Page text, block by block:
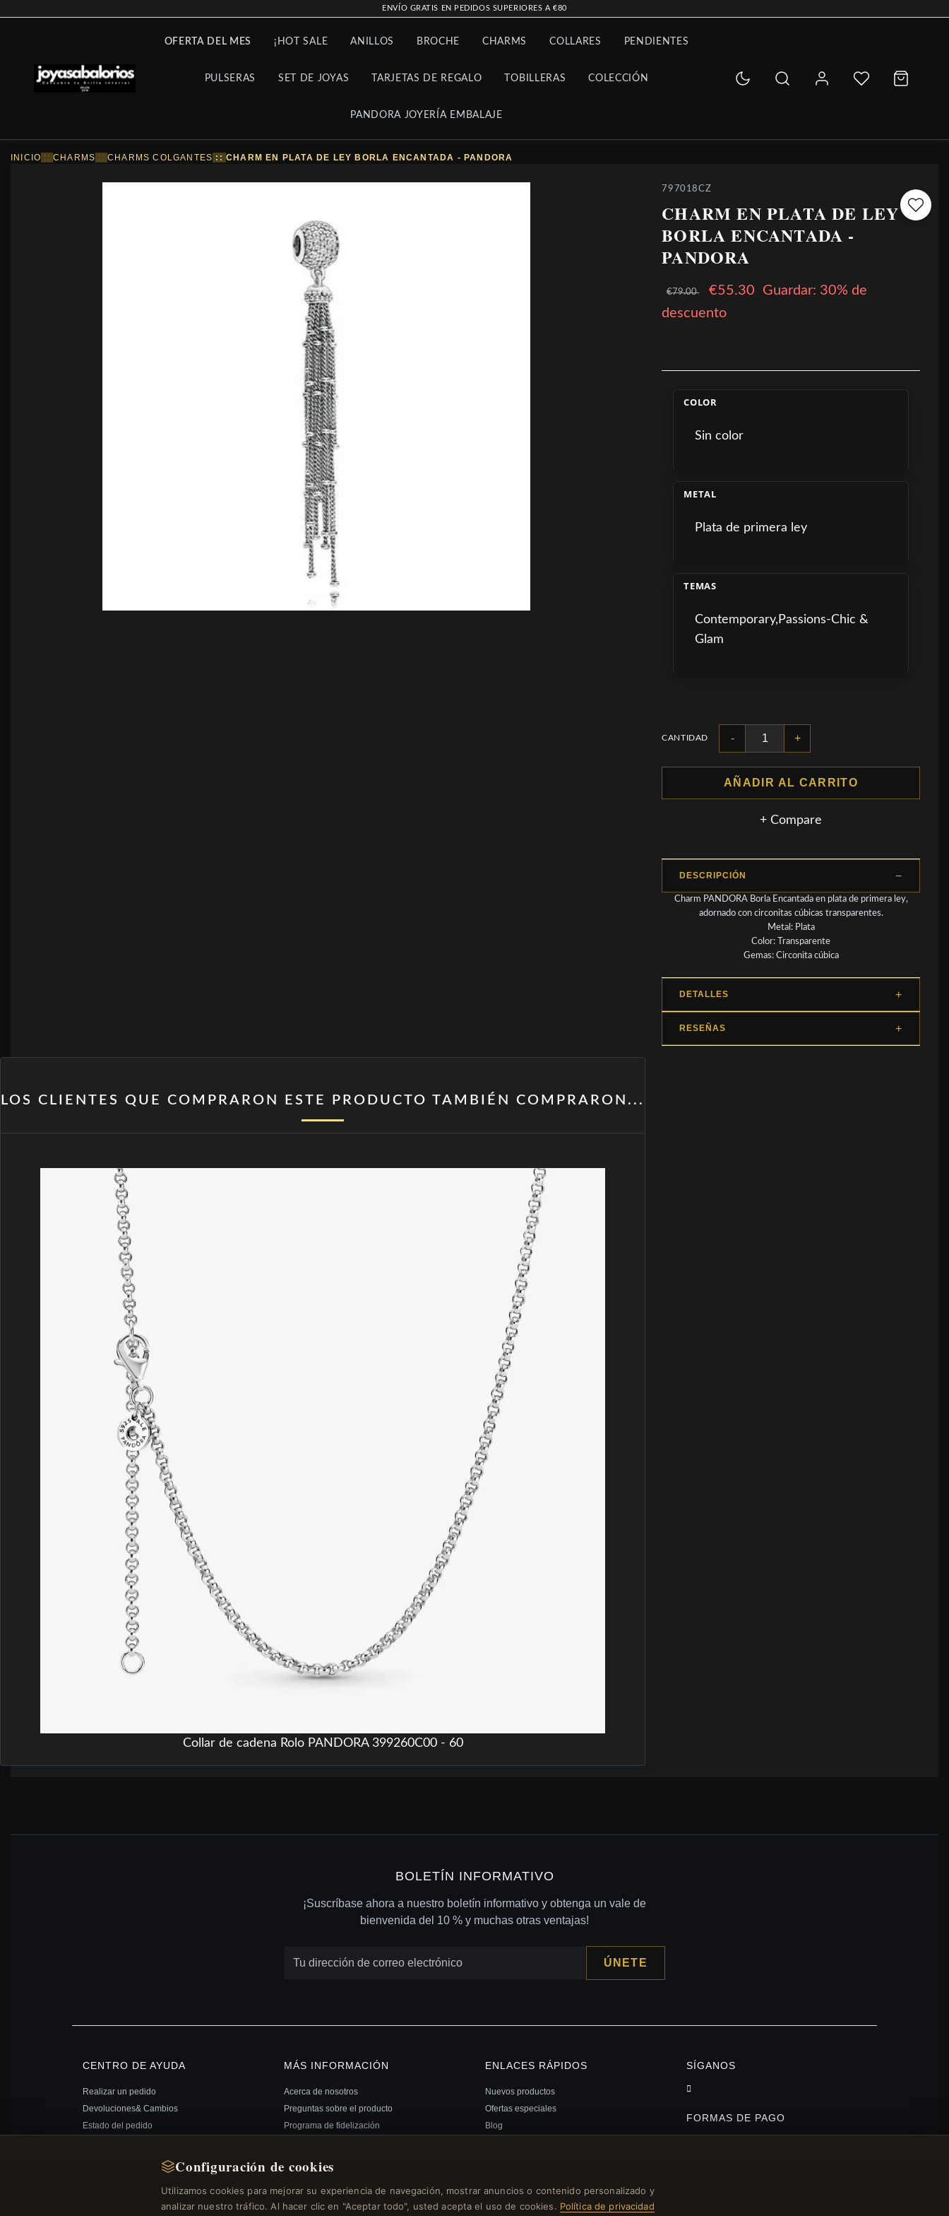
Configuración de cookies
Utilizamos cookies para mejorar su experiencia de navegación, mostrar anuncios o contenido personalizado y
analizar nuestro tráfico. Al hacer clic en "Aceptar todo", usted acepta el uso de cookies. Política de privacidad
ENVÍO GRATIS EN PEDIDOS SUPERIORES A €80
OFERTA DEL MES ¡HOT SALE ANILLOS BROCHE CHARMS COLLARES PENDIENTES
PULSERAS SET DE JOYAS TARJETAS DE REGALO TOBILLERAS COLECCIÓN
PANDORA JOYERÍA EMBALAJE
INICIO ::CHARMS ::CHARMS COLGANTES ::CHARM EN PLATA DE LEY BORLA ENCANTADA - PANDORA
797018CZ
CHARM EN PLATA DE LEY
BORLA ENCANTADA -
PANDORA
€79.00 €55.30
Guardar: 30% de
descuento
COLOR
Sin color
METAL
Plata de primera ley
TEMAS
Contemporary,Passions-Chic &
Glam
CANTIDAD - +
AÑADIR AL CARRITO
+ Compare
DESCRIPCIÓN
Charm PANDORA Borla Encantada en plata de primera ley,
adornado con circonitas cúbicas transparentes.
Metal: Plata
Color: Transparente
Gemas: Circonita cúbica
DETALLES
RESEÑAS
LOS CLIENTES QUE COMPRARON ESTE PRODUCTO TAMBIÉN COMPRARON...
Collar de cadena Rolo PANDORA 399260C00 - 60
BOLETÍN INFORMATIVO
¡Suscríbase ahora a nuestro boletín informativo y obtenga un vale de
bienvenida del 10 % y muchas otras ventajas!
ÚNETE
CENTRO DE AYUDA
Realizar un pedido
Devoluciones& Cambios
Estado del pedido
MÁS INFORMACIÓN
Acerca de nosotros
Preguntas sobre el producto
Programa de fidelización
Boletín informativo Cancelar suscripción
ENLACES RÁPIDOS
Nuevos productos
Ofertas especiales
Blog
SÍGANOS
FORMAS DE PAGO